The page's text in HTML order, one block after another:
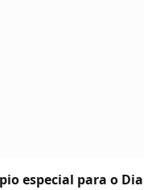
especial para o Dia